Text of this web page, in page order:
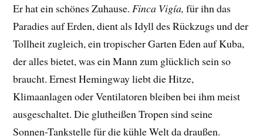
Er hat ein schönes Zuhause. Finca Vigía, für ihn das
Paradies auf Erden, dient als Idyll des Rückzugs und der
Tollheit zugleich, ein tropischer Garten Eden auf Kuba,
der alles bietet, was ein Mann zum glücklich sein so
braucht. Ernest Hemingway liebt die Hitze,
Klimaanlagen oder Ventilatoren bleiben bei ihm meist
ausgeschaltet. Die glutheißen Tropen sind seine
Sonnen-Tankstelle für die kühle Welt da draußen.